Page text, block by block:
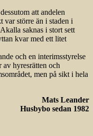
att andelen
var större än i staden i
saknas i stort sett
kvar med ett litet
och en interimsstyrelse
hyresrätten och
men på sikt i hela
Mats Leander
Husbybo sedan 1982